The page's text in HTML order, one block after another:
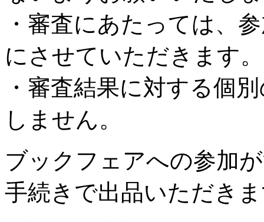
・審査にあたっては、
にさせていただきます。
・審査結果に対する個
しません。
ブックフェアへの参加
手続きで出品いただき